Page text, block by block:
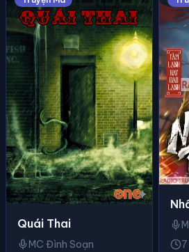
Quái Thai
MC Đình Soạn